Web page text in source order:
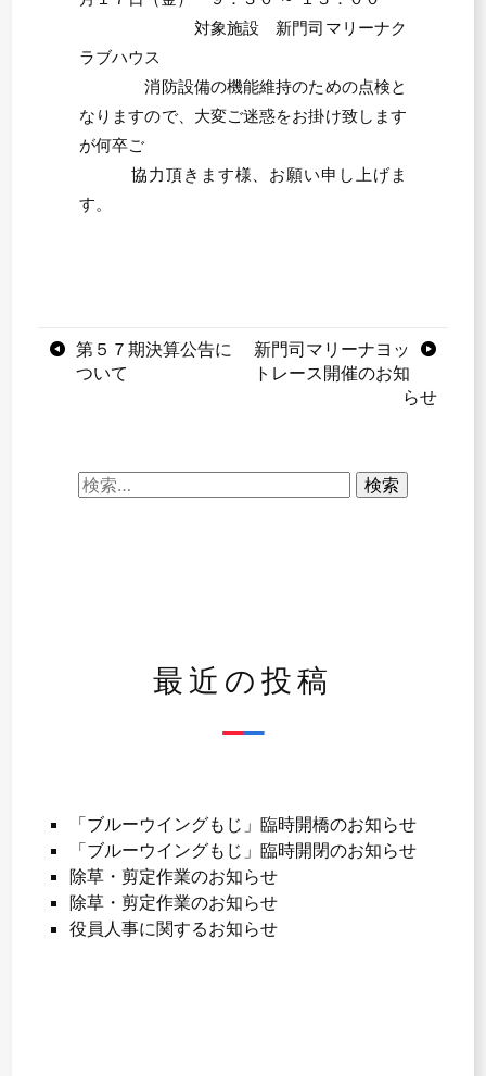
対象施設 新門司マリーナク
ラブハウス
消防設備の機能維持のための点検と
なりますので、大変ご迷惑をお掛け致します
が何卒ご
協力頂きます様、お願い申し上げま
す。
投 第５７期決算公告に
ついて
新門司マリーナヨッ
トレース開催のお知
らせ
検
最近の投稿
「ブルーウイングもじ」臨時開橋のお知らせ
「ブルーウイングもじ」臨時開閉のお知らせ
除草・剪定作業のお知らせ
除草・剪定作業のお知らせ
役員人事に関するお知らせ